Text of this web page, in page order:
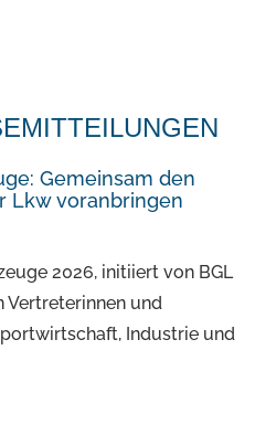
Gemeinsam den
Lkw voranbringen
2026, initiiert von BGL
Vertreterinnen und
Industrie und